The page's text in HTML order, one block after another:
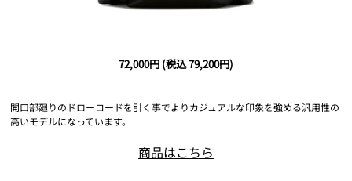
72,000円 (税込 79,200円)
開口部廻りのドローコードを引く事でよりカジュアルな印象を強める汎用性の
高いモデルになっています。
商品はこちら